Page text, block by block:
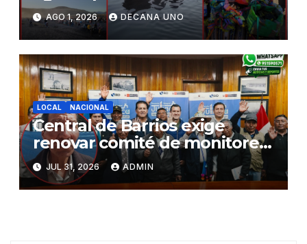
piedrecillas en los ríos y
realizar la challa por la
riqueza y la prosperidad
AGO 1, 2026 DECANA UNO
LOCAL NACIONAL
Central de Barrios exige
renovar comité de monitoreo
del PIAA por presuntos
conflictos de interés y
retrasos
JUL 31, 2026 ADMIN